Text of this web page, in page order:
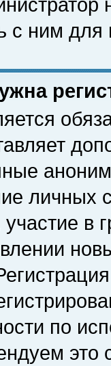
ним для
личных
в
по
это